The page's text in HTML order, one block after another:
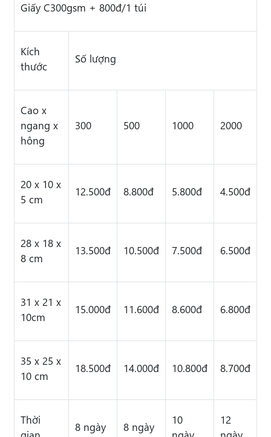
Giấy C300gsm + 800đ/1 túi
Kích
thước
Số lượng
Cao x
ngang x
hông
300 500 1000 2000
20 x 10 x
5 cm
12.500đ 8.800đ 5.800đ 4.500đ
28 x 18 x
8 cm
13.500đ 10.500đ 7.500đ 6.500đ
31 x 21 x
10cm
15.000đ 11.600đ 8.600đ 6.800đ
35 x 25 x
10 cm
18.500đ 14.000đ 10.800đ 8.700đ
Thời
8 ngày 8 ngày
10
12